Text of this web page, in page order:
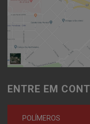
ENTRE EM
POLÍMEROS